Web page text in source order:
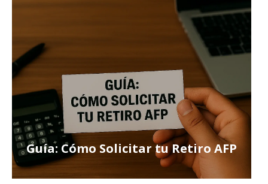
Guía: Cómo Solicitar tu Retiro AFP